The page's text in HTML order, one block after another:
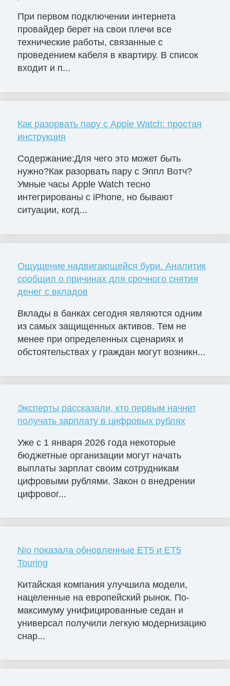
При первом подключении интернета
провайдер берет на свои плечи все
технические работы, связанные с
проведением кабеля в квартиру. В список
входит и п...
Как разорвать пару с Apple Watch: простая
инструкция
Содержание:Для чего это может быть
нужно?Как разорвать пару с Эппл Вотч?
Умные часы Apple Watch тесно
интегрированы с iPhone, но бывают
ситуации, когд...
Ощущение надвигающейся бури. Аналитик
сообщил о причинах для срочного снятия
денег с вкладов
Вклады в банках сегодня являются одним
из самых защищенных активов. Тем не
менее при определенных сценариях и
обстоятельствах у граждан могут возникн...
Эксперты рассказали, кто первым начнет
получать зарплату в цифровых рублях
Уже с 1 января 2026 года некоторые
бюджетные организации могут начать
выплаты зарплат своим сотрудникам
цифровыми рублями. Закон о внедрении
цифровог...
Nio показала обновленные ET5 и ET5
Touring
Китайская компания улучшила модели,
нацеленные на европейский рынок. По-
максимуму унифицированные седан и
универсал получили легкую модернизацию
снар...